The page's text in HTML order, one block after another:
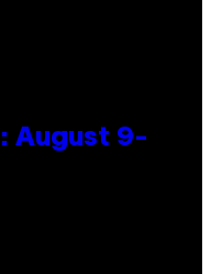
August 9-